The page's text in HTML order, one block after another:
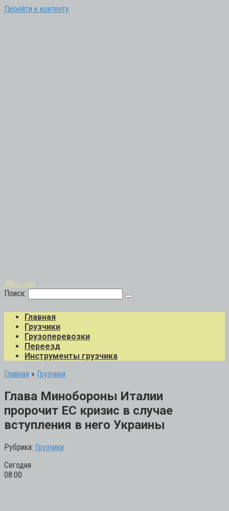
Перейти к контенту
Авто-грузо
Поиск:
Главная
Грузчики
Грузоперевозки
Переезд
Инструменты грузчика
Главная » Грузчики
Глава Минобороны Италии
пророчит ЕС кризис в случае
вступления в него Украины
Рубрика: Грузчики
Сегодня
08:00